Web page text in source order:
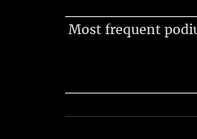
Most frequent